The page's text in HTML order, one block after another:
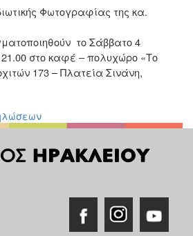
Φωτογραφίας της κα.
το Σάββατο 4
21.00 στο καφέ – πολυχώρο «Το
173 – Πλατεία Σινάνη,